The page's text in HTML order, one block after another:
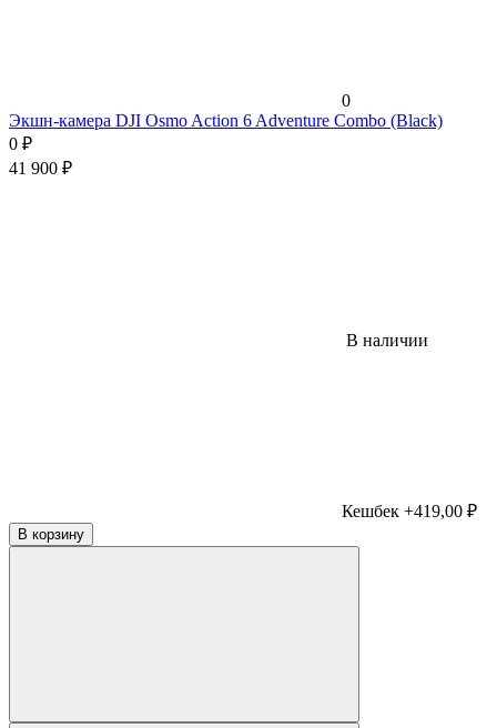
0
Экшн-камера DJI Osmo Action 6 Adventure Combo (Black)
0 ₽
41 900 ₽
В наличии
Кешбек +419,00 ₽
В корзину